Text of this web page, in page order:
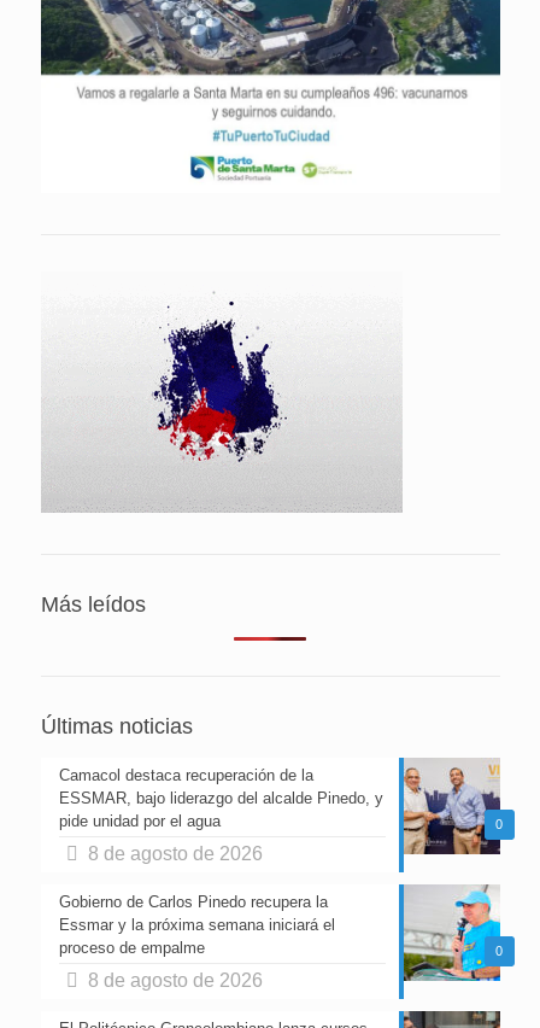
Más leídos
Últimas noticias
0
Camacol destaca recuperación de la
ESSMAR, bajo liderazgo del alcalde Pinedo, y
pide unidad por el agua
8 de agosto de 2026
0
Gobierno de Carlos Pinedo recupera la
Essmar y la próxima semana iniciará el
proceso de empalme
8 de agosto de 2026